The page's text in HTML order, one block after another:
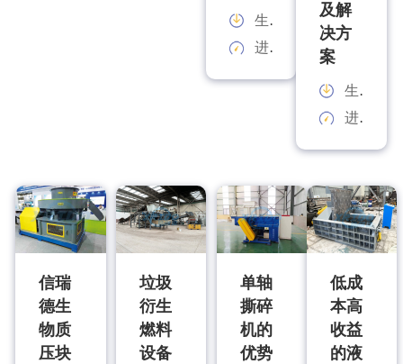
生产能力：
进料规格：
及解
决方
案
生产能力：
进料规格：
信瑞
德生
物质
压块
垃圾
衍生
燃料
设备
单轴
撕碎
机的
优势
低成
本高
收益
的液